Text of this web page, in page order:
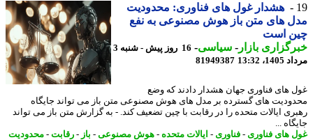
هشدار غول های فناوری: محدودیت
های متن باز هوش مصنوعی به نفع
است
بازار- سیاسی-
16 روز پیش - شنبه 3
13:32
81949387
های فناوری جهان هشدار دادند که وضع
های گسترده بر مدل های هوش مصنوعی متن باز می تواند جایگاه
ایالات متحده را در رقابت با چین تضعیف کند. - به گزارش متن باز می تواند
...
های فناوری- فناوری- ایالات متحده-هوش مصنوعی-باز - رقابت-محدودیت